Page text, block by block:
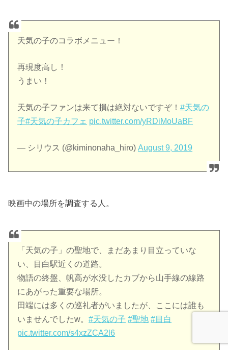
天気の子のコラボメニュー！
再現度高し！
うまい！
天気の子ファンは来て損は絶対ないですぞ！#天気の
子#天気の子カフェ pic.twitter.com/yRDiMoUaBF
— シリウス (@kiminonaha_hiro)August 9, 2019
映画中の場所を調査する人。
「天気の子」の聖地で、まだあまり目立っていな
い、目白駅近くの道路。
物語の終盤、帆高が水没したカブから山手線の線路
にあがった重要な場所。
田端には多くの巡礼者がいましたが、ここには誰も
いませんでしたw。#天気の子 #聖地 #目白
pic.twitter.com/s4xzZCA2l6